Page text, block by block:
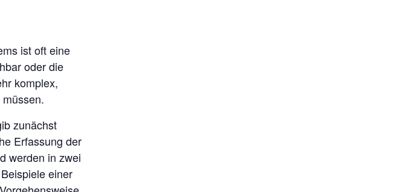
ist oft eine
oder die
komplex,
zunächst
Erfassung der
werden in zwei
einer